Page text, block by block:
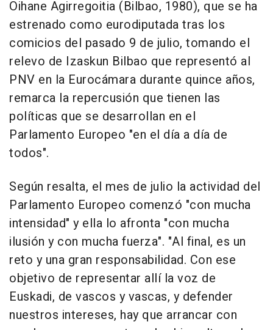
Oihane Agirregoitia (Bilbao, 1980), que se ha
estrenado como eurodiputada tras los
comicios del pasado 9 de julio, tomando el
relevo de Izaskun Bilbao que representó al
PNV en la Eurocámara durante quince años,
remarca la repercusión que tienen las
políticas que se desarrollan en el
Parlamento Europeo "en el día a día de
todos".
Según resalta, el mes de julio la actividad del
Parlamento Europeo comenzó "con mucha
intensidad" y ella lo afronta "con mucha
ilusión y con mucha fuerza". "Al final, es un
reto y una gran responsabilidad. Con ese
objetivo de representar allí la voz de
Euskadi, de vascos y vascas, y defender
nuestros intereses, hay que arrancar con